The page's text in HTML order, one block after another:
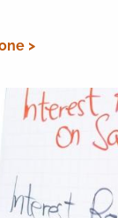
>